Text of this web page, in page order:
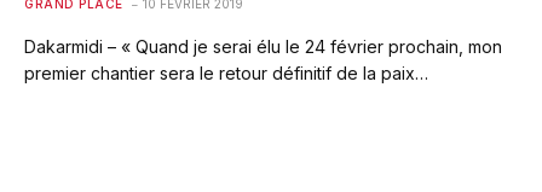
GRAND PLACE 10 FÉVRIER 2019
Dakarmidi – « Quand je serai élu le 24 février prochain, mon
premier chantier sera le retour définitif de la paix…